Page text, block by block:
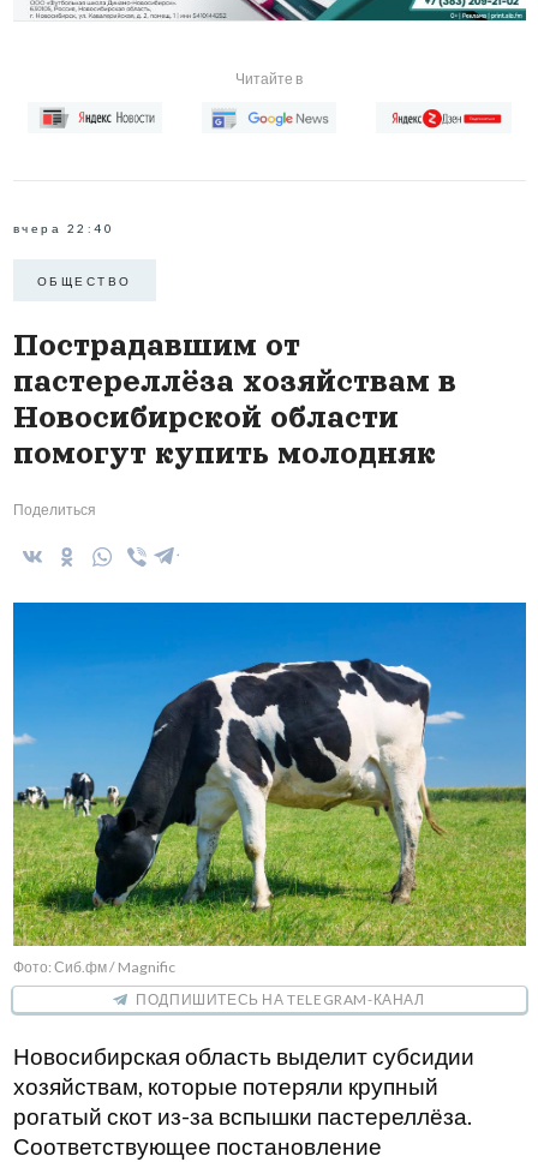
Читайте в
вчера 22:40
ОБЩЕСТВО
Пострадавшим от
пастереллёза хозяйствам в
Новосибирской области
помогут купить молодняк
Поделиться
Фото: Сиб.фм / Magnific
ПОДПИШИТЕСЬ НА TELEGRAM-КАНАЛ
Новосибирская область выделит субсидии
хозяйствам, которые потеряли крупный
рогатый скот из-за вспышки пастереллёза.
Соответствующее постановление